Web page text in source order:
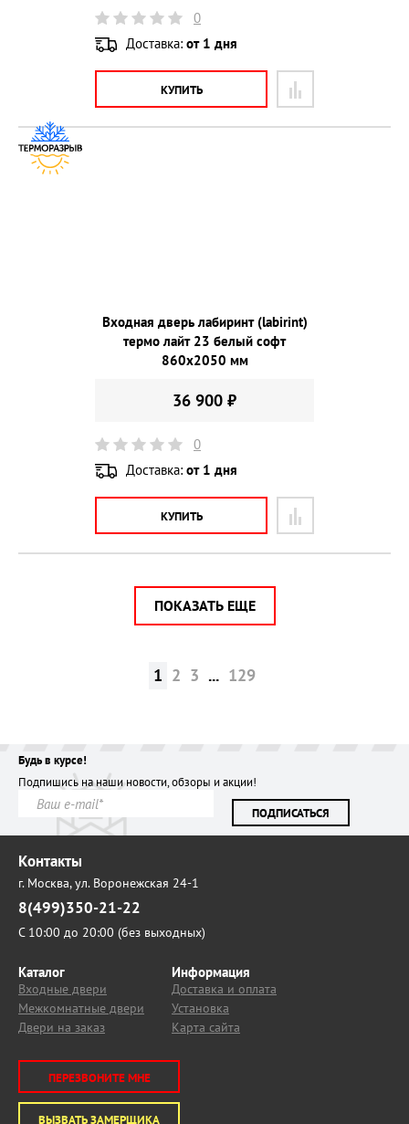
0
Доставка: от 1 дня
КУПИТЬ
Входная дверь лабиринт (labirint)
термо лайт 23 белый софт
860х2050 мм
36 900 ₽
0
Доставка: от 1 дня
КУПИТЬ
ПОКАЗАТЬ ЕЩЕ
1 2 3 ... 129
Будь в курсе!
Подпишись на наши новости, обзоры и акции!
ПОДПИСАТЬСЯ
Контакты
г. Москва,ул. Воронежская 24-1
8(499)350-21-22
С 10:00 до 20:00 (без выходных)
Каталог
Входные двери
Межкомнатные двери
Двери на заказ
Информация
Доставка и оплата
Установка
Карта сайта
ПЕРЕЗВОНИТЕ МНЕ
ВЫЗВАТЬ ЗАМЕРЩИКА